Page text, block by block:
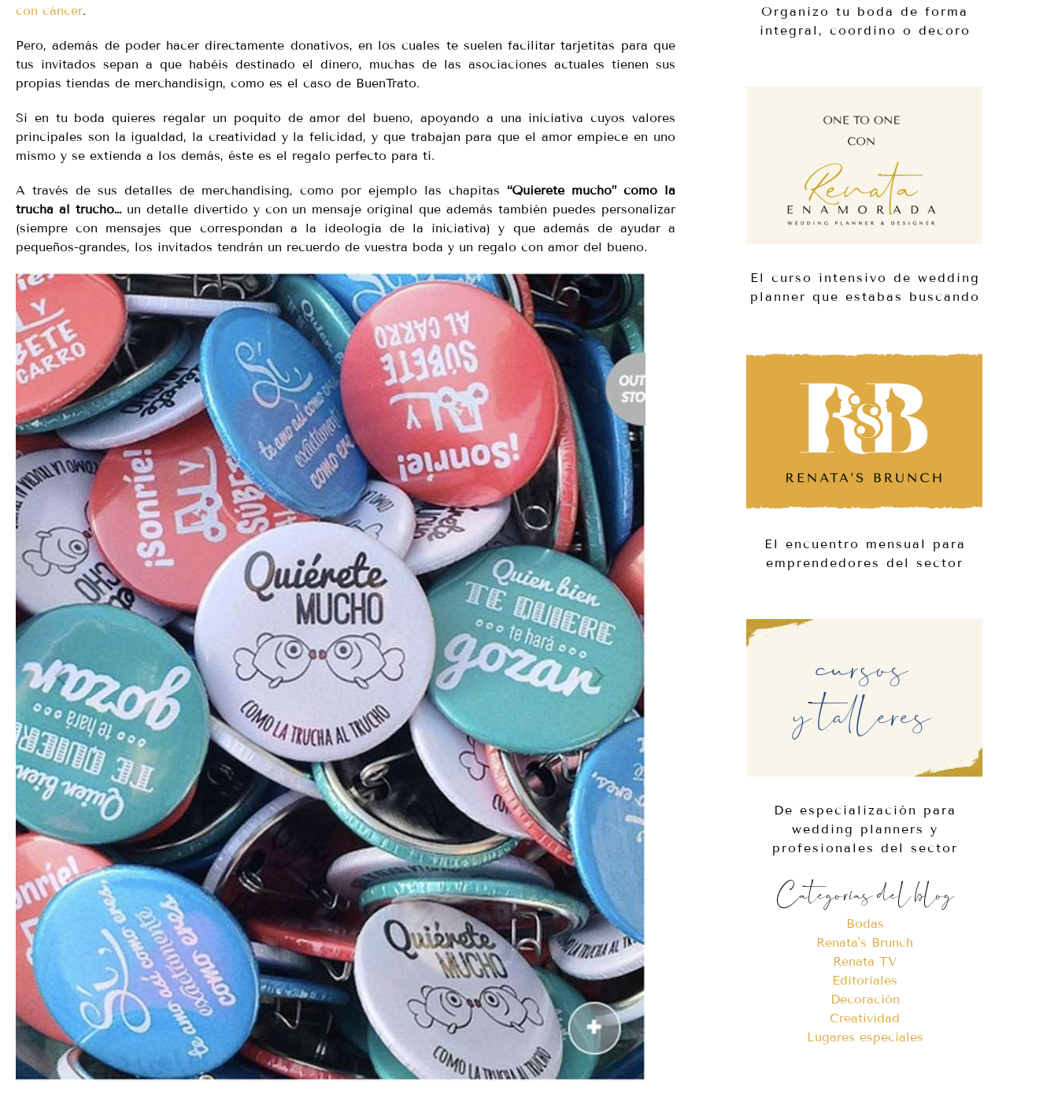
con cáncer.
Pero, además de poder hacer directamente donativos, en los cuales te suelen facilitar tarjetitas para que
tus invitados sepan a que habéis destinado el dinero, muchas de las asociaciones actuales tienen sus
propias tiendas de merchandisign, como es el caso de BuenTrato.
Si en tu boda quieres regalar un poquito de amor del bueno, apoyando a una iniciativa cuyos valores
principales son la igualdad, la creatividad y la felicidad, y que trabajan para que el amor empiece en uno
mismo y se extienda a los demás, éste es el regalo perfecto para ti.
A través de sus detalles de merchandising, como por ejemplo las chapitas “Quiérete mucho” como la
trucha al trucho…un detalle divertido y con un mensaje original que además también puedes personalizar
(siempre con mensajes que correspondan a la ideología de la iniciativa) y que además de ayudar a
pequeños-grandes, los invitados tendrán un recuerdo de vuestra boda y un regalo con amor del bueno.
Organizo tu boda de forma
integral, coordino o decoro
El curso intensivo de wedding
planner que estabas buscando
El encuentro mensual para
emprendedores del sector
De especialización para
wedding planners y
profesionales del sector
Categorías del blog
Bodas
Renata's Brunch
Renata TV
Editoriales
Decoración
Creatividad
Lugares especiales